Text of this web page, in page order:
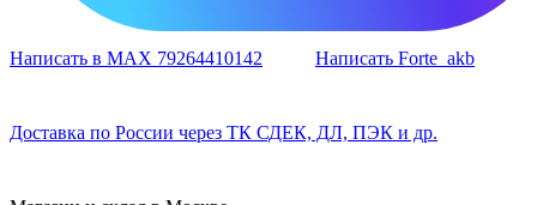
Написать в MAX 79264410142 Написать Forte_akb
Доставка по России через ТК СДЕК, ДЛ, ПЭК и др.